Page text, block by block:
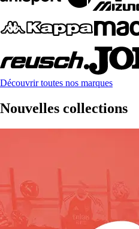
Découvrir toutes nos marques
Nouvelles collections